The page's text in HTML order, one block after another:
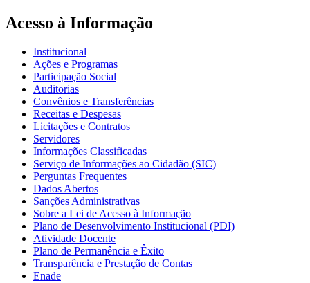
Acesso à Informação
Institucional
Ações e Programas
Participação Social
Auditorias
Convênios e Transferências
Receitas e Despesas
Licitações e Contratos
Servidores
Informações Classificadas
Serviço de Informações ao Cidadão (SIC)
Perguntas Frequentes
Dados Abertos
Sanções Administrativas
Sobre a Lei de Acesso à Informação
Plano de Desenvolvimento Institucional (PDI)
Atividade Docente
Plano de Permanência e Êxito
Transparência e Prestação de Contas
Enade